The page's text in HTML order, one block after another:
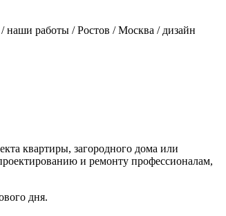
наши работы / Ростов / Москва / дизайн
квартиры, загородного дома или
и ремонту профессионалам,
дня.